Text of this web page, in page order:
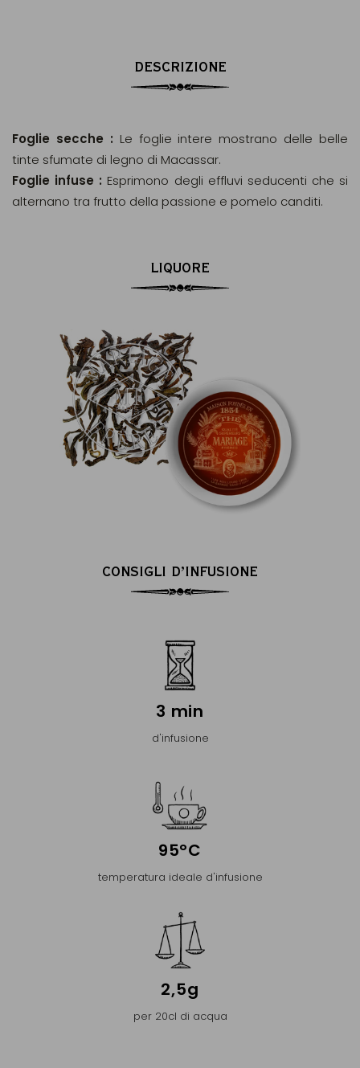
DESCRIZIONE
Foglie secche : Le foglie intere mostrano delle belle
tinte sfumate di legno di Macassar.
Foglie infuse : Esprimono degli effluvi seducenti che si
alternano tra frutto della passione e pomelo canditi.
LIQUORE
CONSIGLI D’INFUSIONE
3 min
d'infusione
95°C
temperatura ideale d'infusione
2,5g
per 20cl di acqua